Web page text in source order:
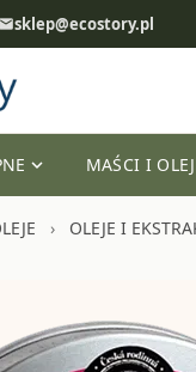
emailsklep@ecostory.pl
expand_more MAŚCI I
OLEJE I